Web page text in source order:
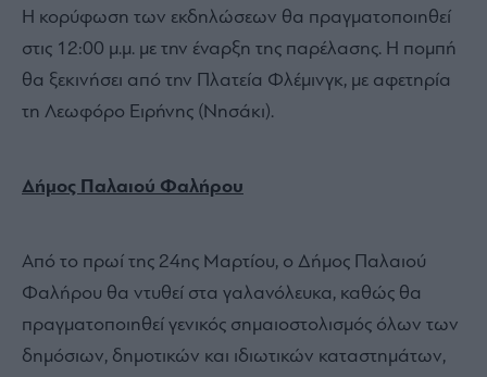
Η κορύφωση των εκδηλώσεων θα πραγματοποιηθεί
στις 12:00 μ.μ. με την έναρξη της παρέλασης. Η πομπή
θα ξεκινήσει από την Πλατεία Φλέμινγκ, με αφετηρία
τη Λεωφόρο Ειρήνης (Νησάκι).
Δήμος Παλαιού Φαλήρου
Από το πρωί της 24ης Μαρτίου, ο Δήμος Παλαιού
Φαλήρου θα ντυθεί στα γαλανόλευκα, καθώς θα
πραγματοποιηθεί γενικός σημαιοστολισμός όλων των
δημόσιων, δημοτικών και ιδιωτικών καταστημάτων,